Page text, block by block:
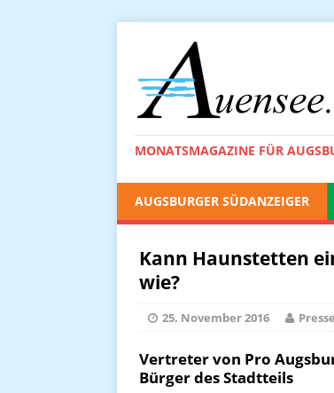
MONATSMAGAZINE FÜR
AUGSBURGER SÜDANZEIGER
Kann Haunstetten
wie?
25. November 2016
Vertreter von Pro
Bürger des Stadtteils